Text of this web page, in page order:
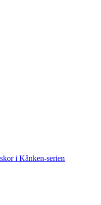
i Kånken-serien